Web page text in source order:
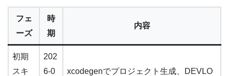
フェ
ーズ
時
期
内容
初期
スキ
202
6-0
xcodegenでプロジェクト生成、DEVLO